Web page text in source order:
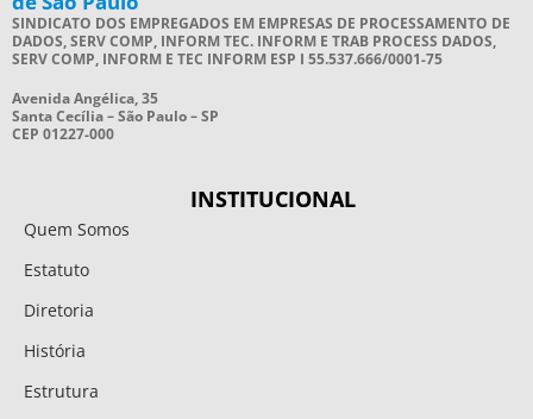
SINDICATO DOS EMPREGADOS EM EMPRESAS DE PROCESSAMENTO DE
DADOS, SERV COMP, INFORM TEC. INFORM E TRAB PROCESS DADOS,
SERV COMP, INFORM E TEC INFORM ESP I 55.537.666/0001-75
Avenida Angélica, 35
Santa Cecília – São Paulo – SP
CEP 01227-000
INSTITUCIONAL
Quem Somos
Estatuto
Diretoria
História
Estrutura